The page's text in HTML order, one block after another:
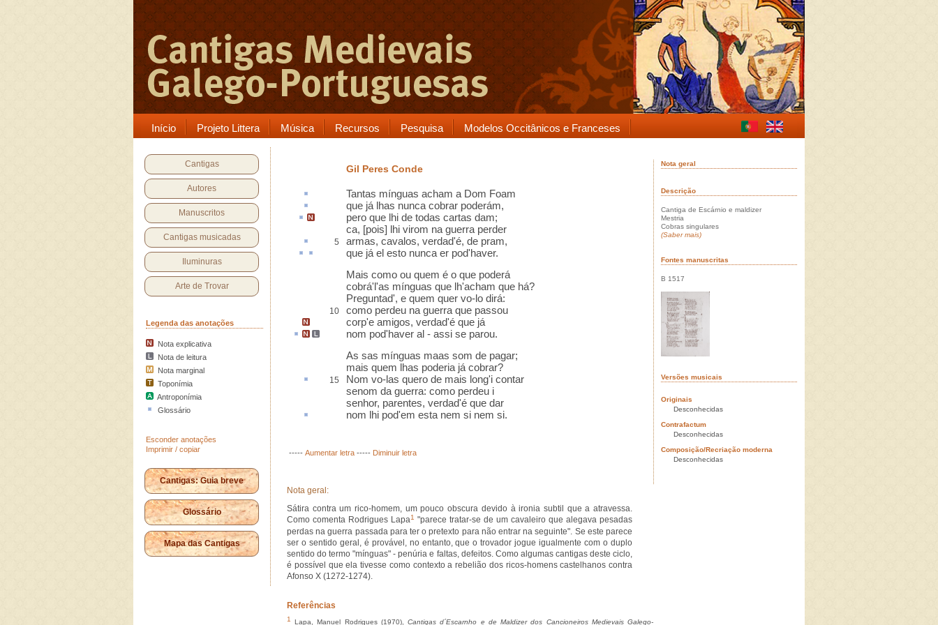
Início Projeto Littera Música Recursos Pesquisa Modelos Occitânicos e Franceses
Cantigas
Autores
Manuscritos
Cantigas musicadas
Iluminuras
Arte de Trovar
Legenda das anotações
Nota explicativa
Nota de leitura
Nota marginal
Toponímia
Antroponímia
Glossário
Esconder anotações
Imprimir / copiar
Cantigas: Guia breve
Glossário
Mapa das Cantigas
Gil Peres Conde
Tantas mínguas acham a Dom Foam
que já lhas nunca cobrar poderám,
pero que lhi de todas cartas dam;
ca, [pois] lhi virom na guerra perder
5 armas, cavalos, verdad'é, de pram,
que já el esto nunca er pod'haver.
Mais como ou quem é o que poderá
cobrá'l'as mínguas que lh'acham que há?
Preguntad', e quem quer vo-lo dirá:
10
como perdeu na guerra que passou
corp'e amigos, verdad'é que já
nom pod'haver al - assi se parou.
As sas mínguas maas som de pagar;
mais quem lhas poderia já cobrar?
15 Nom vo-las quero de mais long'i contar
senom da guerra: como perdeu i
senhor, parentes, verdad'é que dar
nom lhi pod'em esta nem si nem si.
----- Aumentar letra ----- Diminuir letra
Nota geral:
Sátira contra um rico-homem, um pouco obscura devido à ironia subtil que a atravessa.
Como comenta Rodrigues Lapa1 "parece tratar-se de um cavaleiro que alegava pesadas
perdas na guerra passada para ter o pretexto para não entrar na seguinte". Se este parece
ser o sentido geral, é provável, no entanto, que o trovador jogue igualmente com o duplo
sentido do termo "mínguas" - penúria e faltas, defeitos. Como algumas cantigas deste ciclo,
é possível que ela tivesse como contexto a rebelião dos ricos-homens castelhanos contra
Afonso X (1272-1274).
Referências
1 Lapa, Manuel Rodrigues (1970),Cantigas d´Escarnho e de Maldizer dos Cancioneiros Medievais Galego-
Nota geral
Descrição
Cantiga de Escárnio e maldizer
Mestria
Cobras singulares
(Saber mais)
Fontes manuscritas
B 1517
Versões musicais
Originais
Desconhecidas
Contrafactum
Desconhecidas
Composição/Recriação moderna
Desconhecidas